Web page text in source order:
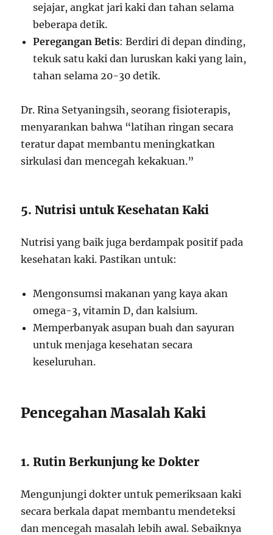
sejajar, angkat jari kaki dan tahan selama
beberapa detik.
Peregangan Betis: Berdiri di depan dinding,
tekuk satu kaki dan luruskan kaki yang lain,
tahan selama 20-30 detik.
Dr. Rina Setyaningsih, seorang fisioterapis,
menyarankan bahwa “latihan ringan secara
teratur dapat membantu meningkatkan
sirkulasi dan mencegah kekakuan.”
5. Nutrisi untuk Kesehatan Kaki
Nutrisi yang baik juga berdampak positif pada
kesehatan kaki. Pastikan untuk:
Mengonsumsi makanan yang kaya akan
omega-3, vitamin D, dan kalsium.
Memperbanyak asupan buah dan sayuran
untuk menjaga kesehatan secara
keseluruhan.
Pencegahan Masalah Kaki
1. Rutin Berkunjung ke Dokter
Mengunjungi dokter untuk pemeriksaan kaki
secara berkala dapat membantu mendeteksi
dan mencegah masalah lebih awal. Sebaiknya